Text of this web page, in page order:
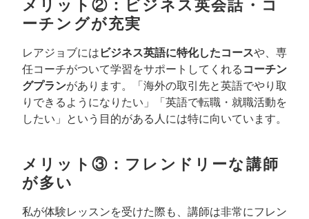
メリット②：ビジネス英会話・コ
ーチングが充実
レアジョブには ビジネス英語に特化したコースや、専
任コーチがついて学習をサポートしてくれる コーチン
グプランがあります。「海外の取引先と英語でやり取
りできるようになりたい」「英語で転職・就職活動を
したい」という目的がある人には特に向いています。
メリット③：フレンドリーな講師
が多い
私が体験レッスンを受けた際も、講師は非常にフレン